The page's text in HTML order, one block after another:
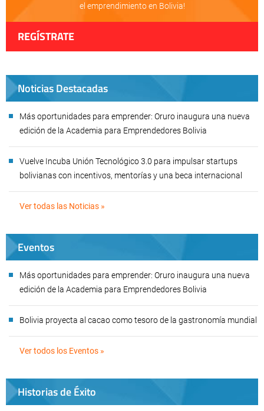
el emprendimiento en Bolivia!
REGÍSTRATE
Noticias Destacadas
Más oportunidades para emprender: Oruro inaugura una nueva
edición de la Academia para Emprendedores Bolivia
Vuelve Incuba Unión Tecnológico 3.0 para impulsar startups
bolivianas con incentivos, mentorías y una beca internacional
Ver todas las Noticias »
Eventos
Más oportunidades para emprender: Oruro inaugura una nueva
edición de la Academia para Emprendedores Bolivia
Bolivia proyecta al cacao como tesoro de la gastronomía mundial
Ver todos los Eventos »
Historias de Éxito